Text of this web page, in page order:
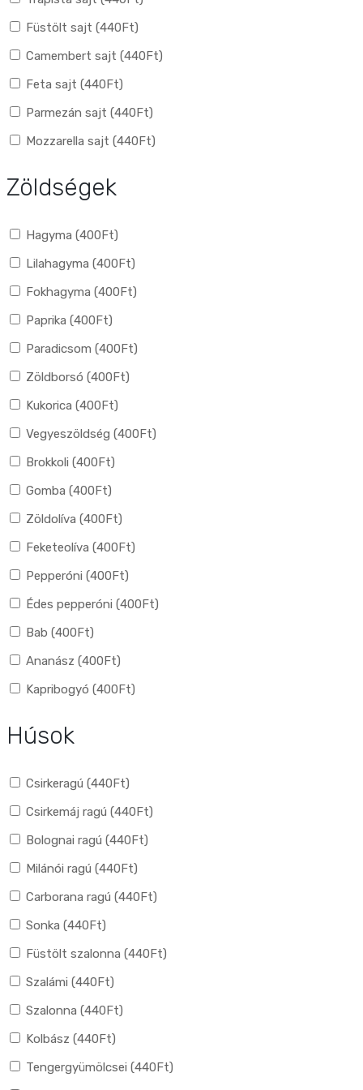
Füstölt sajt (440Ft)
Camembert sajt (440Ft)
Feta sajt (440Ft)
Parmezán sajt (440Ft)
Mozzarella sajt (440Ft)
Zöldségek
Hagyma (400Ft)
Lilahagyma (400Ft)
Fokhagyma (400Ft)
Paprika (400Ft)
Paradicsom (400Ft)
Zöldborsó (400Ft)
Kukorica (400Ft)
Vegyeszöldség (400Ft)
Brokkoli (400Ft)
Gomba (400Ft)
Zöldolíva (400Ft)
Feketeolíva (400Ft)
Pepperóni (400Ft)
Édes pepperóni (400Ft)
Bab (400Ft)
Ananász (400Ft)
Kapribogyó (400Ft)
Húsok
Csirkeragú (440Ft)
Csirkemáj ragú (440Ft)
Bolognai ragú (440Ft)
Milánói ragú (440Ft)
Carborana ragú (440Ft)
Sonka (440Ft)
Füstölt szalonna (440Ft)
Szalámi (440Ft)
Szalonna (440Ft)
Kolbász (440Ft)
Tengergyümölcsei (440Ft)